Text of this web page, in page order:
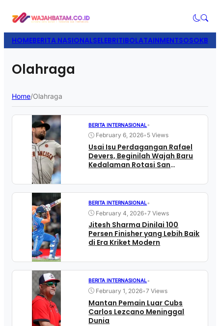
HOMEBERITA NASIONALSELEBRITIBOLATAINMENTSOSOK
Olahraga
Home/Olahraga
BERITA INTERNASIONAL•
February 6, 2026• 5 Views
Usai Isu Perdagangan Rafael
Devers, Beginilah Wajah Baru
Kedalaman Rotasi San
BERITA INTERNASIONAL•
February 4, 2026•7 Views
Jitesh Sharma Dinilai 100
Persen Finisher yang Lebih Baik
di Era Kriket Modern
BERITA INTERNASIONAL•
February 1, 2026•7 Views
Mantan Pemain Luar Cubs
Carlos Lezcano Meninggal
Dunia